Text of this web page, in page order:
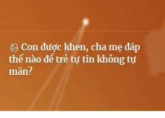
Con được khen, cha mẹ đáp
thế nào để trẻ tự tin không tự
mãn?